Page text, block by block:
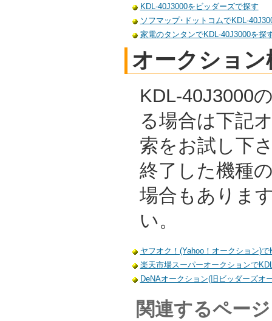
KDL-40J3000をビッダーズで探す
ソフマップ･ドットコムでKDL-
家電のタンタンでKDL-40J3000を探
オークション
KDL-40J3000
る場合は下記
索をお試し下
終了した機種
場合もありま
い。
ヤフオク！(Yahoo！オークション)
楽天市場スーパーオークションで
DeNAオークション(旧ビッダーズオ
関連するページ